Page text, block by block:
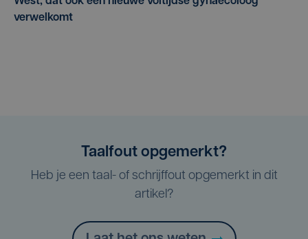
verwelkomt
Taalfout opgemerkt?
Heb je een taal- of schrijffout opgemerkt in dit
artikel?